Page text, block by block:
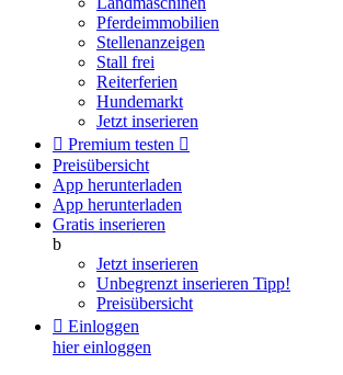
Pferdeimmobilien
Stellenanzeigen
Stall frei
Reiterferien
Hundemarkt
Jetzt inserieren
 Premium testen 
Preisübersicht
App herunterladen
App herunterladen
Gratis inserieren
b
Jetzt inserieren
Unbegrenzt inserieren Tipp!
Preisübersicht
 Einloggen
hier einloggen